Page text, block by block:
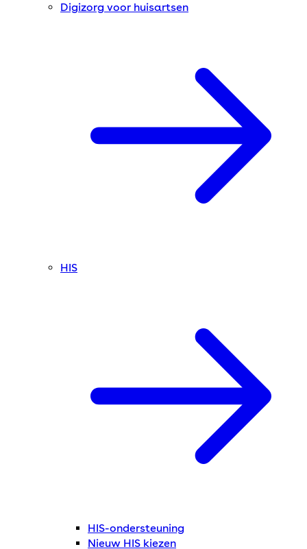
Digizorg voor huisartsen
HIS
HIS-ondersteuning
Nieuw HIS kiezen